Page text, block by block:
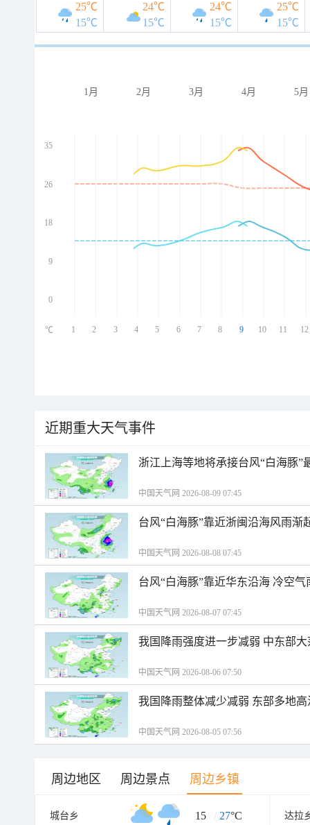
25℃
15℃
24℃
15℃
24℃
15℃
25℃
15℃
1月 2月 3月 4月 5月
35
26
18
9
0
1 2 3 4 5 6 7 8 9 10 11 12
℃
近期重大天气事件
浙江上海等地将承接台风“白海豚”
中国天气网 2026-08-09 07:45
台风“白海豚”靠近浙闽沿海风雨渐
中国天气网 2026-08-08 07:45
台风“白海豚”靠近华东沿海 冷空
中国天气网 2026-08-07 07:45
我国降雨强度进一步减弱 中东部
中国天气网 2026-08-06 07:50
我国降雨整体减少减弱 东部多地
中国天气网 2026-08-05 07:56
周边地区 周边景点 周边乡镇
城台乡 15 / 27°C 达拉